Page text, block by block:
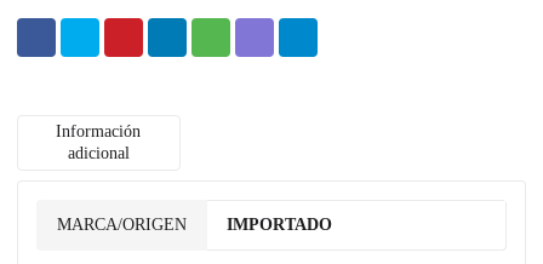
Información
adicional
MARCA/ORIGEN IMPORTADO